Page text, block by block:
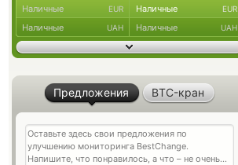
Наличные EUR Наличные EUR
Наличные UAH Наличные UAH
Предложения BTC-кран